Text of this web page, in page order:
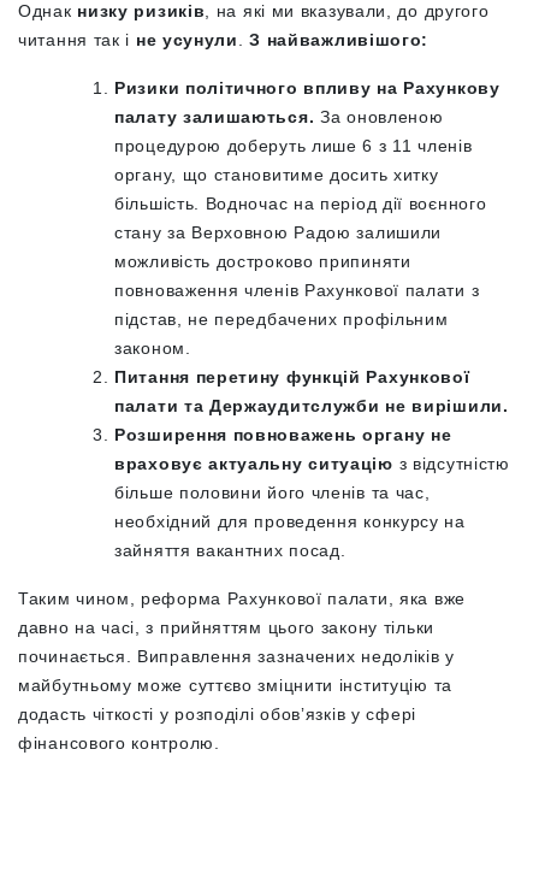
Однак низку ризиків , на які ми вказували, до другого
читання так і не усунули .З найважливішого:
Ризики політичного впливу на Рахункову
палату залишаються. За оновленою
процедурою доберуть лише 6 з 11 членів
органу, що становитиме досить хитку
більшість. Водночас на період дії воєнного
стану за Верховною Радою залишили
можливість достроково припиняти
повноваження членів Рахункової палати з
підстав, не передбачених профільним
законом.
Питання перетину функцій Рахункової
палати та Держаудитслужби не вирішили.
Розширення повноважень органу не
враховує актуальну ситуацію з відсутністю
більше половини його членів та час,
необхідний для проведення конкурсу на
зайняття вакантних посад.
Таким чином, реформа Рахункової палати, яка вже
давно на часі, з прийняттям цього закону тільки
починається. Виправлення зазначених недоліків у
майбутньому може суттєво зміцнити інституцію та
додасть чіткості у розподілі обовʼязків у сфері
фінансового контролю.